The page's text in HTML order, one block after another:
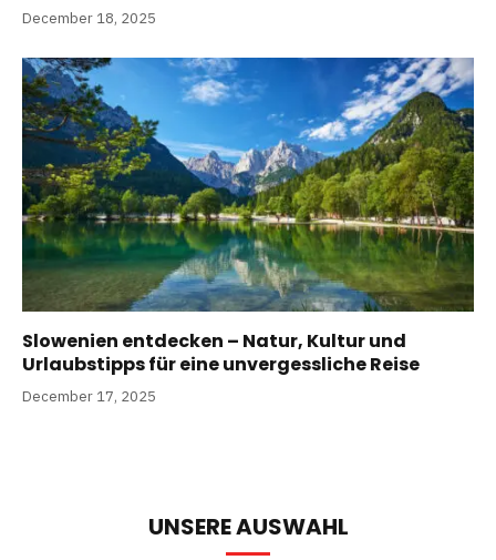
December 18, 2025
Slowenien entdecken – Natur, Kultur und
Urlaubstipps für eine unvergessliche Reise
December 17, 2025
UNSERE AUSWAHL